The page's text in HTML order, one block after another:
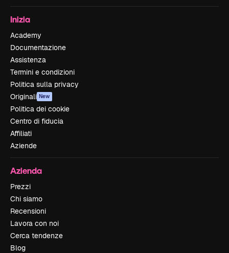
Inizia
Academy
Documentazione
Assistenza
Termini e condizioni
Politica sulla privacy
Originali New
Politica dei cookie
Centro di fiducia
Affiliati
Aziende
Azienda
Prezzi
Chi siamo
Recensioni
Lavora con noi
Cerca tendenze
Blog